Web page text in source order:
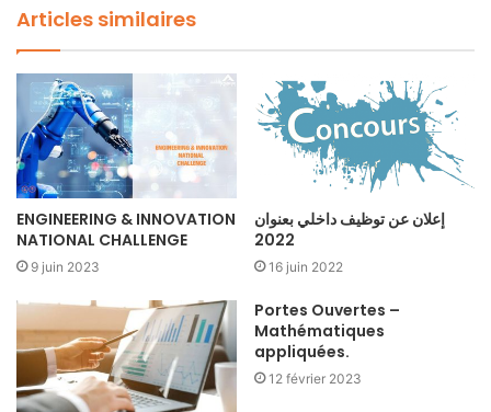
Articles similaires
ENGINEERING & INNOVATION
NATIONAL CHALLENGE
9 juin 2023
إعلان عن توظيف داخلي بعنوان
2022
16 juin 2022
Portes Ouvertes –
Mathématiques
appliquées.
12 février 2023